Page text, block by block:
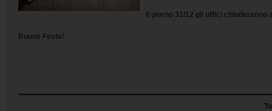
Il giorno 31/12 gli uffici chiuderanno
Buone Feste!